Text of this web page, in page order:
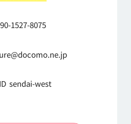
1527-8075
sendai-west